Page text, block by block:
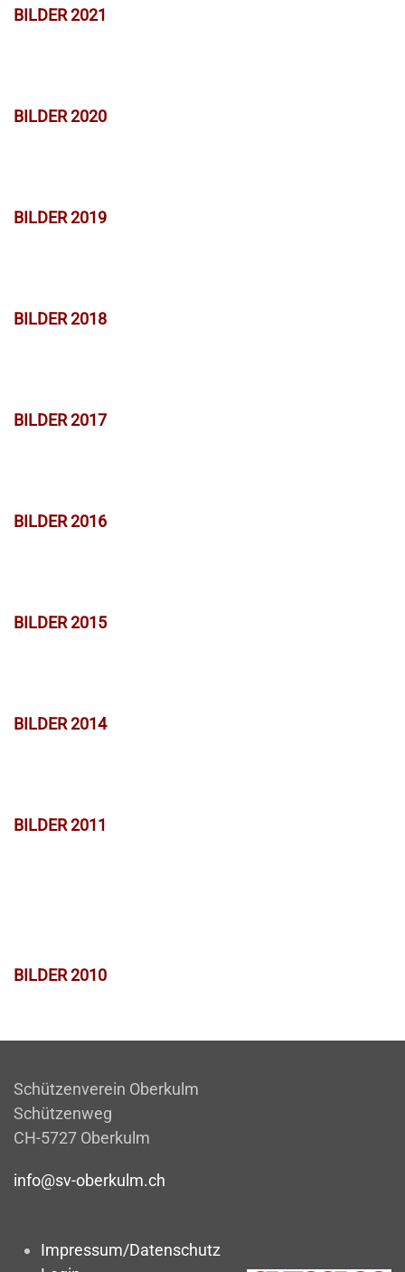
BILDER 2021
BILDER 2020
BILDER 2019
BILDER 2018
BILDER 2017
BILDER 2016
BILDER 2015
BILDER 2014
BILDER 2011
BILDER 2010
Schützenverein Oberkulm
Schützenweg
CH-5727 Oberkulm
info@sv-oberkulm.ch
Impressum/Datenschutz